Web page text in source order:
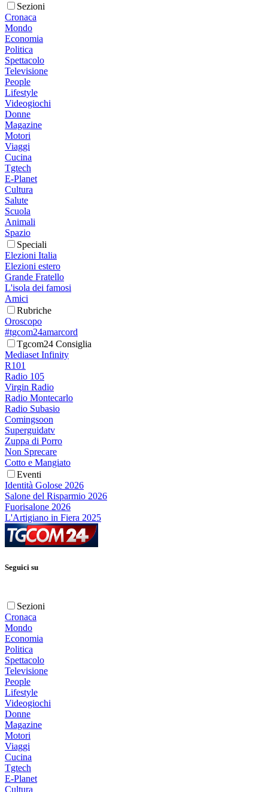
Sezioni
Cronaca
Mondo
Economia
Politica
Spettacolo
Televisione
People
Lifestyle
Videogiochi
Donne
Magazine
Motori
Viaggi
Cucina
Tgtech
E-Planet
Cultura
Salute
Scuola
Animali
Spazio
Speciali
Elezioni Italia
Elezioni estero
Grande Fratello
L'isola dei famosi
Amici
Rubriche
Oroscopo
#tgcom24amarcord
Tgcom24 Consiglia
Mediaset Infinity
R101
Radio 105
Virgin Radio
Radio Montecarlo
Radio Subasio
Comingsoon
Superguidatv
Zuppa di Porro
Non Sprecare
Cotto e Mangiato
Eventi
Identità Golose 2026
Salone del Risparmio 2026
Fuorisalone 2026
L'Artigiano in Fiera 2025
Seguici su
Sezioni
Cronaca
Mondo
Economia
Politica
Spettacolo
Televisione
People
Lifestyle
Videogiochi
Donne
Magazine
Motori
Viaggi
Cucina
Tgtech
E-Planet
Cultura